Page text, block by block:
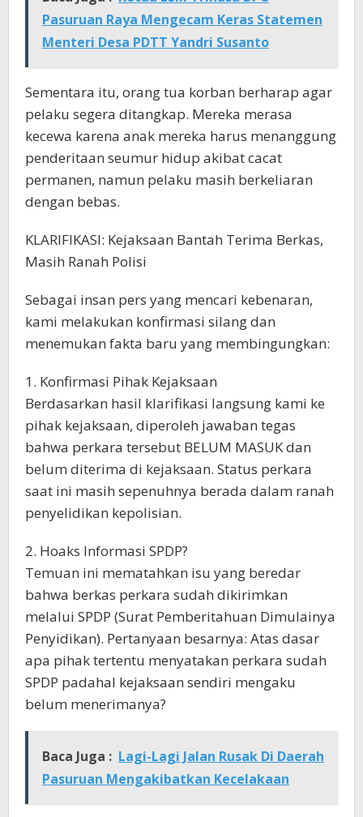
Pasuruan Raya Mengecam Keras Statemen
Menteri Desa PDTT Yandri Susanto
Sementara itu, orang tua korban berharap agar
pelaku segera ditangkap. Mereka merasa
kecewa karena anak mereka harus menanggung
penderitaan seumur hidup akibat cacat
permanen, namun pelaku masih berkeliaran
dengan bebas.
KLARIFIKASI: Kejaksaan Bantah Terima Berkas,
Masih Ranah Polisi
Sebagai insan pers yang mencari kebenaran,
kami melakukan konfirmasi silang dan
menemukan fakta baru yang membingungkan:
1. Konfirmasi Pihak Kejaksaan
Berdasarkan hasil klarifikasi langsung kami ke
pihak kejaksaan, diperoleh jawaban tegas
bahwa perkara tersebut BELUM MASUK dan
belum diterima di kejaksaan. Status perkara
saat ini masih sepenuhnya berada dalam ranah
penyelidikan kepolisian.
2. Hoaks Informasi SPDP?
Temuan ini mematahkan isu yang beredar
bahwa berkas perkara sudah dikirimkan
melalui SPDP (Surat Pemberitahuan Dimulainya
Penyidikan). Pertanyaan besarnya: Atas dasar
apa pihak tertentu menyatakan perkara sudah
SPDP padahal kejaksaan sendiri mengaku
belum menerimanya?
Baca Juga : Lagi-Lagi Jalan Rusak Di Daerah
Pasuruan Mengakibatkan Kecelakaan